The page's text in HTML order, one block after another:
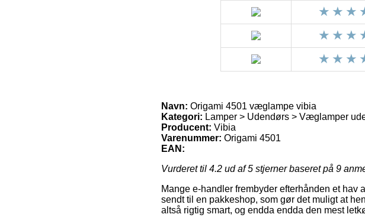
Navn: Origami 4501 væglampe vibia
Kategori: Lamper > Udendørs > Væglamper
Producent: Vibia
Varenummer: Origami 4501
EAN:
Vurderet til 4.2 ud af 5 stjerner baseret på 9
Mange e-handler frembyder efterhånden et hav
sendt til en pakkeshop, som gør det muligt at
altså rigtig smart, og endda endda den mest